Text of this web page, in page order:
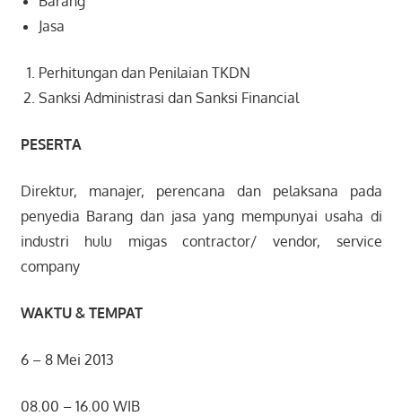
Jasa
Perhitungan dan Penilaian TKDN
Sanksi Administrasi dan Sanksi Financial
PESERTA
Direktur, manajer, perencana dan pelaksana pada
penyedia Barang dan jasa yang mempunyai usaha di
industri hulu migas contractor/ vendor, service
company
WAKTU & TEMPAT
6 – 8 Mei 2013
08.00 – 16.00 WIB